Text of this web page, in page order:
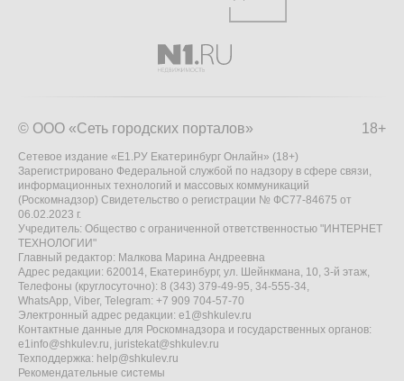
18+
© ООО «Сеть городских порталов»
Сетевое издание «Е1.РУ Екатеринбург Онлайн» (18+)
Зарегистрировано Федеральной службой по надзору в сфере связи,
информационных технологий и массовых коммуникаций
(Роскомнадзор) Свидетельство о регистрации № ФС77-84675 от
06.02.2023 г.
Учредитель: Общество с ограниченной ответственностью "ИНТЕРНЕТ
ТЕХНОЛОГИИ"
Главный редактор: Малкова Марина Андреевна
Адрес редакции: 620014, Екатеринбург, ул. Шейнкмана, 10, 3-й этаж,
Телефоны (круглосуточно): 8 (343) 379-49-95, 34-555-34,
WhatsApp, Viber, Telegram: +7 909 704-57-70
Электронный адрес редакции: e1@shkulev.ru
Контактные данные для Роскомнадзора и государственных органов:
e1info@shkulev.ru, juristekat@shkulev.ru
Техподдержка: help@shkulev.ru
Рекомендательные системы